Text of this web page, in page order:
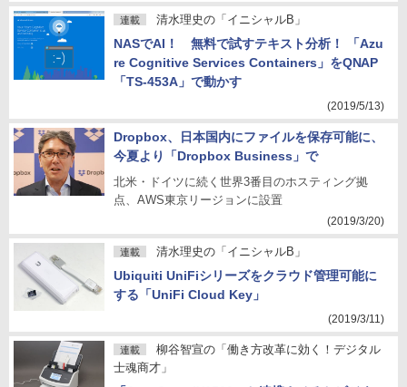
連載 清水理史の「イニシャルB」
NASでAI！ 無料で試すテキスト分析！ 「Azu
re Cognitive Services Containers」をQNAP
「TS-453A」で動かす
(2019/5/13)
Dropbox、日本国内にファイルを保存可能に、
今夏より「Dropbox Business」で
北米・ドイツに続く世界3番目のホスティング拠
点、AWS東京リージョンに設置
(2019/3/20)
連載 清水理史の「イニシャルB」
Ubiquiti UniFiシリーズをクラウド管理可能に
する「UniFi Cloud Key」
(2019/3/11)
連載
柳谷智宣の「働き方改革に効く！デジタル
士魂商才」